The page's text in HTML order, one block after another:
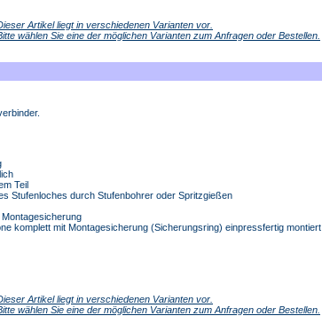
Artikel liegt in verschiedenen Varianten vor.
wählen Sie eine der möglichen Varianten zum Anfragen oder Bestellen.
Teil
Stufenloches durch Stufenbohrer oder Spritzgießen
komplett mit Montagesicherung (Sicherungsring) einpressfertig montiert
Artikel liegt in verschiedenen Varianten vor.
wählen Sie eine der möglichen Varianten zum Anfragen oder Bestellen.